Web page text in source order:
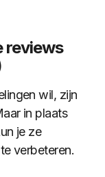
reviews
wil, zijn
in plaats
je ze
verbeteren.